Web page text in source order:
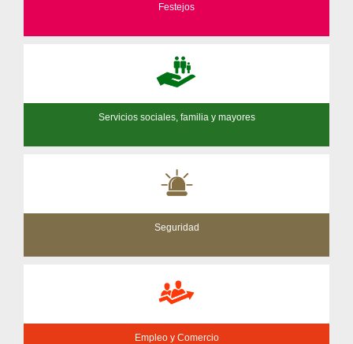
Festejos
Servicios sociales, familia y mayores
Seguridad
Empleo y Comercio